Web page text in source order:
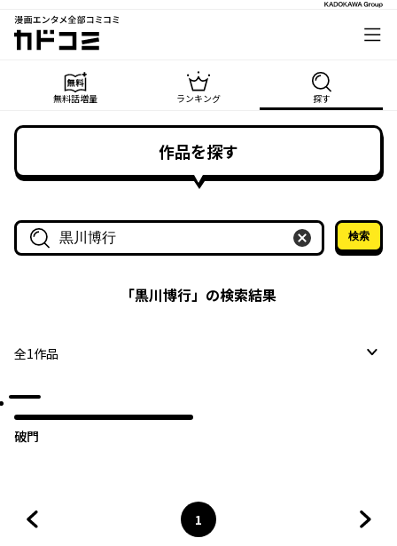
漫画エンタメ全部コミコミ
カドコミ
無料話増量 ランキング 探す
作品を探す
作品名・作家名で探す
検索
「黒川博行」の検索結果
全1作品
破門
ページ
1
へ